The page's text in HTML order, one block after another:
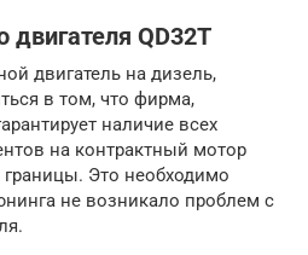
двигателя QD32Т
двигатель на дизель,
в том, что фирма,
наличие всех
на контрактный мотор
границы. Это необходимо
не возникало проблем с